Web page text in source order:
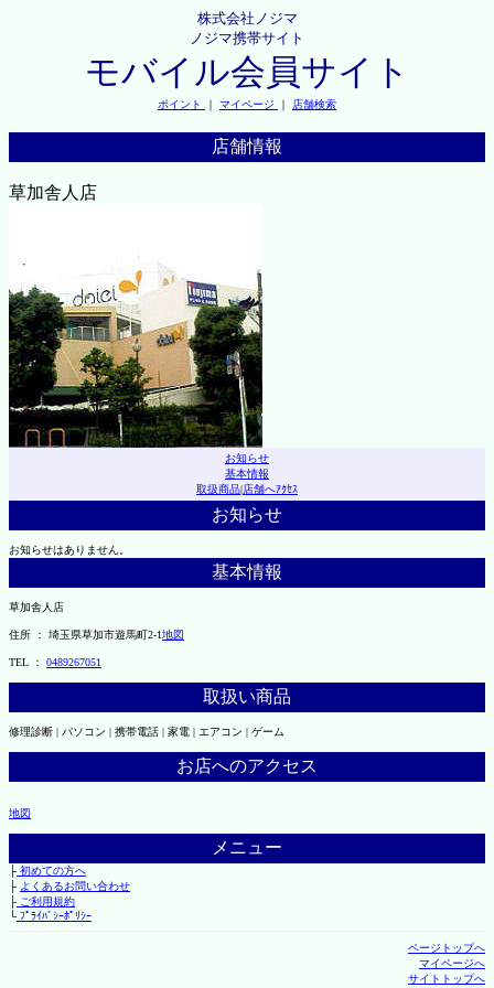
株式会社ノジマ
ノジマ携帯サイト
モバイル会員サイト
ポイント ｜ マイページ ｜ 店舗検索
店舗情報
草加舎人店
お知らせ
基本情報
取扱商品|店舗へｱｸｾｽ
お知らせ
お知らせはありません。
基本情報
草加舎人店
住所 ： 埼玉県草加市遊馬町2-1地図
TEL ： 0489267051
取扱い商品
修理診断 | パソコン | 携帯電話 | 家電 | エアコン | ゲーム
お店へのアクセス
地図
メニュー
├初めての方へ
├ よくあるお問い合わせ
├ご利用規約
└ﾌﾟﾗｲﾊﾞｼｰﾎﾟﾘｼｰ
ページトップへ
マイページへ
サイトトップへ